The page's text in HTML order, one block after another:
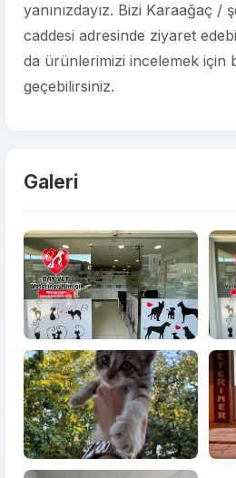
yanınızdayız. Bizi Karaağaç /
caddesi adresinde ziyaret
da ürünlerimizi incelemek için
geçebilirsiniz.
Galeri